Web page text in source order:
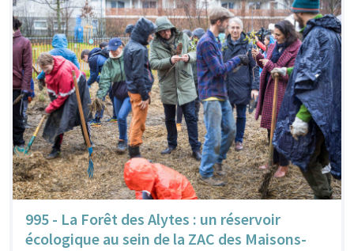
995 - La Forêt des Alytes : un réservoir
écologique au sein de la ZAC des Maisons-